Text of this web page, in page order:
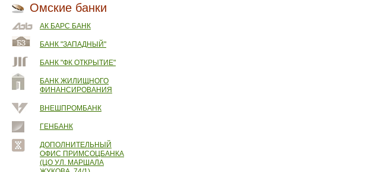
Омские банки
АК БАРС БАНК
БАНК "ЗАПАДНЫЙ"
БАНК "ФК ОТКРЫТИЕ"
БАНК ЖИЛИЩНОГО
ФИНАНСИРОВАНИЯ
ВНЕШПРОМБАНК
ГЕНБАНК
ДОПОЛНИТЕЛЬНЫЙ
ОФИС ПРИМСОЦБАНКА
(ЦО УЛ. МАРШАЛА